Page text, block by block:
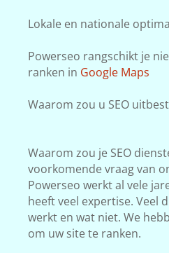
Lokale en nationale
Powerseo rangschikt je
ranken in Google Maps
Waarom zou u SEO
Waarom zou je SEO
voorkomende vraag van
Powerseo werkt al vele
heeft veel expertise. Veel
werkt en wat niet. We
om uw site te ranken.